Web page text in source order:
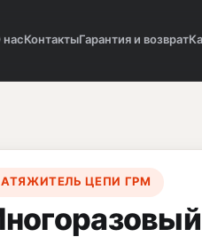
нас КонтактыГарантия и возврат
ЦЕПИ ГРМ